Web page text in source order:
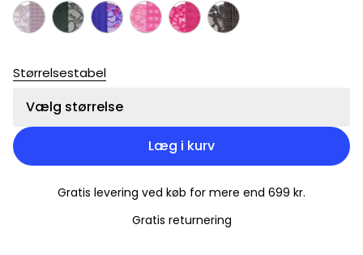
Størrelsestabel
Vælg størrelse
Læg i kurv
Gratis levering ved køb for mere end 699 kr.
Gratis returnering